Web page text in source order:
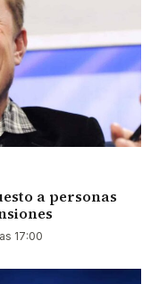
a personas
17:00